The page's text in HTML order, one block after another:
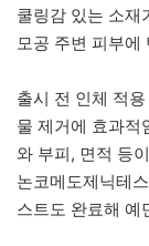
쿨링감 있는 소재
모공 주변 피부에
출시 전 인체 적
물 제거에 효과적
와 부피, 면적 등
논코메도제닉테
스트도 완료해 예